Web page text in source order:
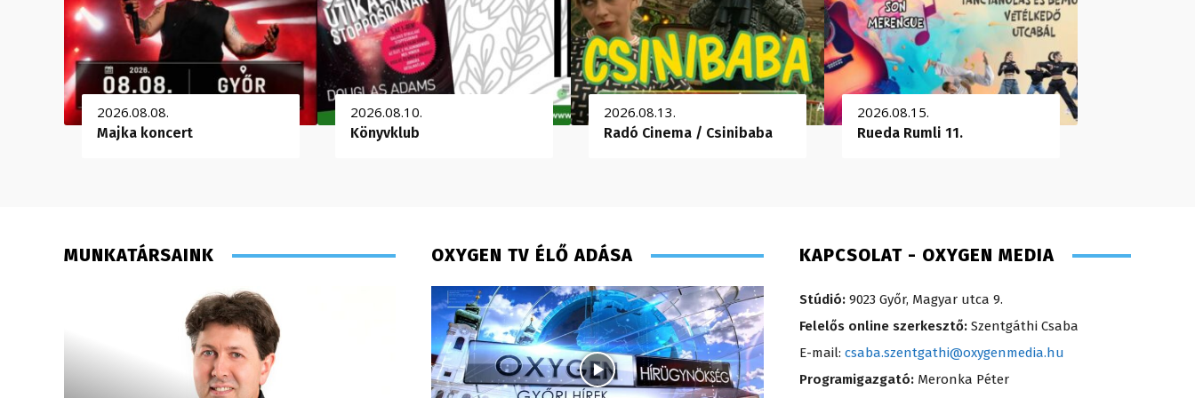
2026.08.08.
Majka koncert
2026.08.10.
Könyvklub
2026.08.13.
Radó Cinema / Csinibaba
2026.08.15.
Rueda Rumli 11.
MUNKATÁRSAINK OXYGEN TV ÉLŐ ADÁSA KAPCSOLAT - OXYGEN MEDIA
Stúdió: 9023 Győr, Magyar utca 9.
Felelős online szerkesztő: Szentgáthi Csaba
E-mail: csaba.szentgathi@oxygenmedia.hu
Programigazgató: Meronka Péter